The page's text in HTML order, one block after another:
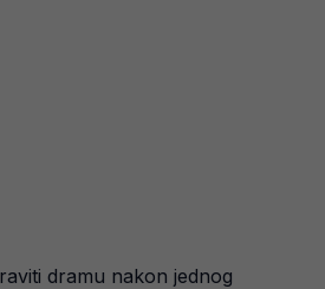
dramu nakon jednog